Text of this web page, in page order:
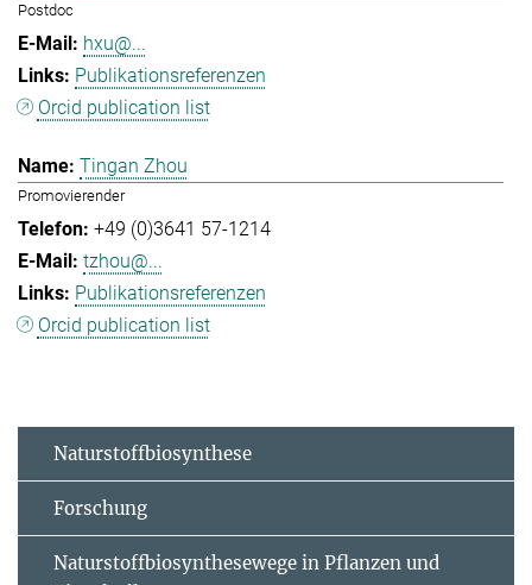
Postdoc
hxu@...
Publikationsreferenzen
Orcid publication list
Tingan Zhou
Promovierender
+49 (0)3641 57-1214
tzhou@...
Publikationsreferenzen
Orcid publication list
Naturstoffbiosynthese
Forschung
Naturstoffbiosynthesewege in Pflanzen und